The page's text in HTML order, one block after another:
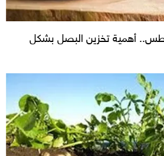
أهمية تخزين البصل بشكل